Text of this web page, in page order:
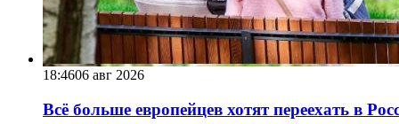
18:4606 авг 2026
Всё больше европейцев хотят переехать в